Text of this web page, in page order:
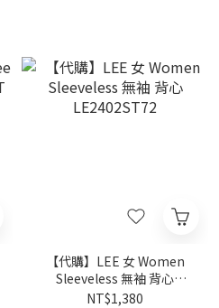
【代購】LEE 女 Women
Sleeveless 無袖 背心
LE2402ST72
NT$1,380